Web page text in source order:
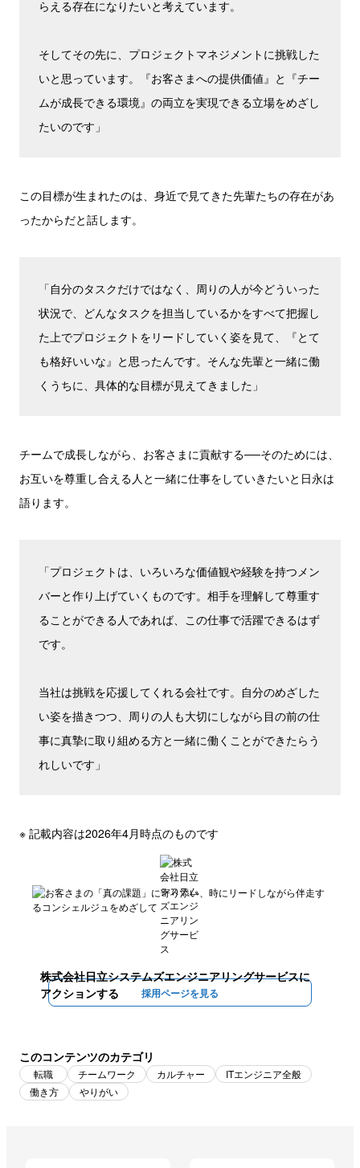
らえる存在になりたいと考えています。
そしてその先に、プロジェクトマネジメントに挑戦した
いと思っています。『お客さまへの提供価値』と『チー
ムが成長できる環境』の両立を実現できる立場をめざし
たいのです」
この目標が生まれたのは、身近で見てきた先輩たちの存在があ
ったからだと話します。
「自分のタスクだけではなく、周りの人が今どういった
状況で、どんなタスクを担当しているかをすべて把握し
た上でプロジェクトをリードしていく姿を見て、『とて
も格好いいな』と思ったんです。そんな先輩と一緒に働
くうちに、具体的な目標が見えてきました」
チームで成長しながら、お客さまに貢献する──そのためには、
お互いを尊重し合える人と一緒に仕事をしていきたいと日永は
語ります。
「プロジェクトは、いろいろな価値観や経験を持つメン
バーと作り上げていくものです。相手を理解して尊重す
ることができる人であれば、この仕事で活躍できるはず
です。
当社は挑戦を応援してくれる会社です。自分のめざした
い姿を描きつつ、周りの人も大切にしながら目の前の仕
事に真摯に取り組める方と一緒に働くことができたらう
れしいです」
※ 記載内容は2026年4月時点のものです
株式会社日立システムズエンジニアリングサービスに
アクションする
採用ページを見る
このコンテンツのカテゴリ
転職 チームワーク カルチャー
ITエンジニア全般
働き方
やりがい